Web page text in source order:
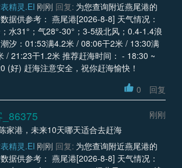
精灵.EI 刚刚 回复: 为您查询附近燕尾港的
据供参考： 燕尾港[2026-8-8] 天气情况：
水31°；气28°-30°；3-5级北风；0.4-1.4浪
汐：01:53满4.2米 / 08:06干2米 / 13:30满
/ 21:23干1.2米 推荐赶海时间： - 18:30 ~
(好) 赶海注意安全，祝你赶海愉快！
0 回复
刚刚
家港，未来10天哪天适合去赶海
精灵.EI 刚刚 回复: 为您查询附近燕尾港的
据供参考： 燕尾港[2026-8-8] 天气情况：